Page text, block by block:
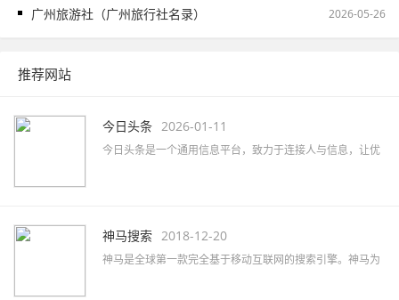
广州旅游社（广州旅行社名录） 2026-05-26
推荐网站
今日头条 2026-01-11
今日头条是一个通用信息平台，致力于连接人与信息，让优
神马搜索 2018-12-20
神马是全球第一款完全基于移动互联网的搜索引擎。神马为